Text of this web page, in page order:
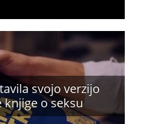
svojo verzijo
knjige o seksu